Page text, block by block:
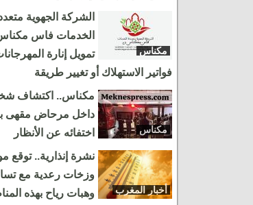
مكناس
الشركة الجهوية
الخدمات فاس
تمويل إنارة
فواتير الاستهلاك أو تغيير طريقة
مكناس
مكناس.. اكتشاف
داخل مرحاض مقهى
اختفائه عن الأنظار
أخبار المغرب
نشرة إنذارية.. توقع
وزخات رعدية مع
وهبات رياح بهذه